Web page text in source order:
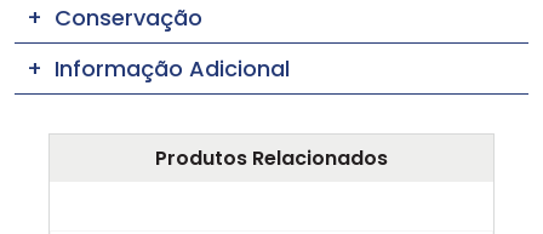
Conservação
Informação Adicional
Produtos Relacionados